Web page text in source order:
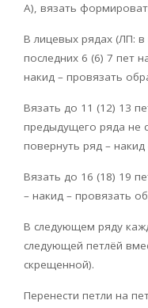
А), вязать
В лицевых рядах (ЛП:
последних 6 (6) 7 пет
накид – провязать
Вязать до 11 (12) 13
предыдущего ряда не
повернуть ряд –
Вязать до 16 (18) 19
– накид – провязать
В следующем ряду
следующей петлёй
скрещенной).
Перенести петли на